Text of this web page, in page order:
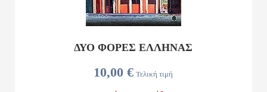
10,00 € Τελική τιμή
ΔΥΟ ΦΟΡΕΣ ΕΛΛΗΝΑΣ